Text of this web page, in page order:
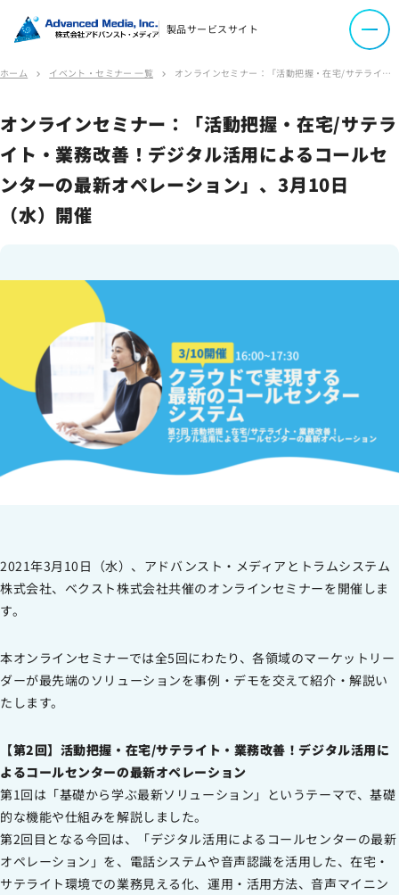
オウンドメディア
コーポレートサイト
サイトマップ
サイトのご利用について
ソーシャルメディアポリシー
情報セキュリティポリシー
労働者派遣事業に関わる情報
メールマガジン
製品サービスサイト
ホーム chevron_right イベント・セミナー 一覧 chevron_right オンラインセミナー：「活動把握・在宅/サテライト・業務改善！デジタル活用によるコールセンターの最新オペレーション」、3月10日（水）開催
オンラインセミナー：「活動把握・在宅/サテラ
イト・業務改善！デジタル活用によるコールセ
ンターの最新オペレーション」、3月10日
（水）開催
2021年3月10日（水）、アドバンスト・メディアとトラムシステム
株式会社、ベクスト株式会社共催のオンラインセミナーを開催しま
す。
本オンラインセミナーでは全5回にわたり、各領域のマーケットリー
ダーが最先端のソリューションを事例・デモを交えて紹介・解説い
たします。
【第2回】活動把握・在宅/サテライト・業務改善！デジタル活用に
よるコールセンターの最新オペレーション
第1回は「基礎から学ぶ最新ソリューション」というテーマで、基礎
的な機能や仕組みを解説しました。
第2回目となる今回は、「デジタル活用によるコールセンターの最新
オペレーション」を、電話システムや音声認識を活用した、在宅・
サテライト環境での業務見える化、運用・活用方法、音声マイニン